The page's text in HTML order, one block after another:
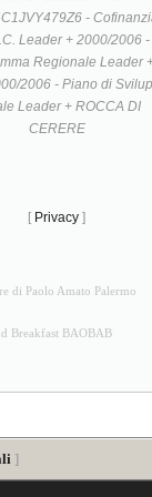
-
Leader + 2000/2006 -
Regionale Leader
2006 - Piano di
Leader + ROCCA DI
CERERE
[ Privacy ]
di Paolo Amato Palermo
Breakfast BAOBAB
]